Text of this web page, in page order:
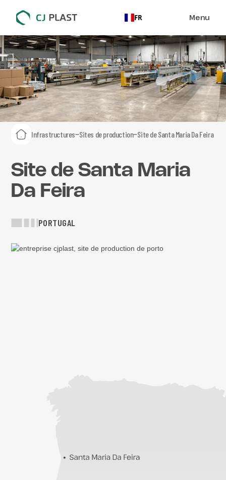
FR Menu
Infrastructures Sites de production Site de Santa Maria Da Feira
Site de Santa Maria
Da Feira
PORTUGAL